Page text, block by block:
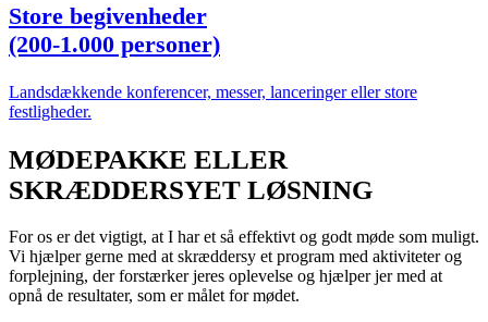
Store begivenheder
(200-1.000 personer)
Landsdækkende konferencer, messer, lanceringer eller store
festligheder.
MØDEPAKKE ELLER
SKRÆDDERSYET LØSNING
For os er det vigtigt, at I har et så effektivt og godt møde som muligt.
Vi hjælper gerne med at skræddersy et program med aktiviteter og
forplejning, der forstærker jeres oplevelse og hjælper jer med at
opnå de resultater, som er målet for mødet.